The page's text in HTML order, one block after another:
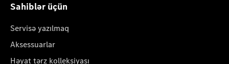
Sahiblər üçün
Servisə yazılmaq
Aksessuarlar
Həyat tərz kolleksiyası